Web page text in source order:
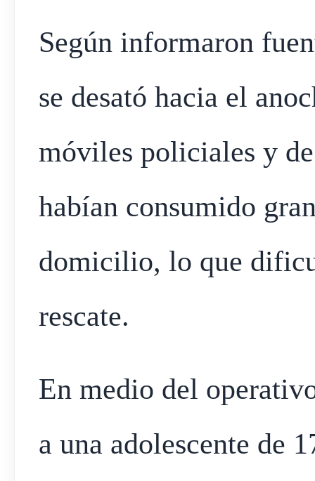
Según informaron
se desató hacia el
móviles policiales y
habían consumido
domicilio, lo que
rescate.
En medio del
a una adolescente de